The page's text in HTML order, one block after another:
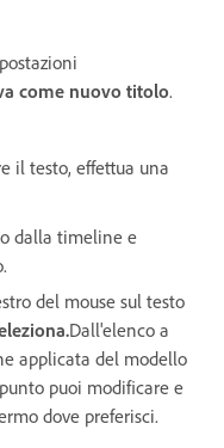
come nuovo titolo.
il testo, effettua una
dalla timeline e
del mouse sul testo
Dall'elenco a
applicata del modello
puoi modificare e
dove preferisci.